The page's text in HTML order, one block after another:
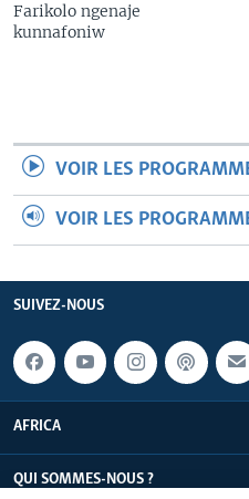
Farikolo ngenaje
kunnafoniw
VOIR LES
VOIR LES
SUIVEZ-NOUS
AFRICA
QUI SOMMES-NOUS ?